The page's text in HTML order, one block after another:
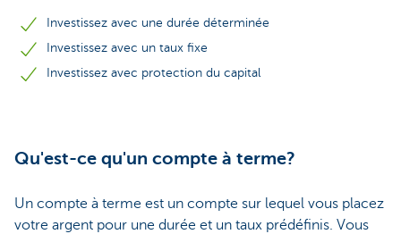
Investissez avec une durée déterminée
Investissez avec un taux fixe
Investissez avec protection du capital
Qu'est-ce qu'un compte à terme?
Un compte à terme est un compte sur lequel vous placez
votre argent pour une durée et un taux prédéfinis. Vous